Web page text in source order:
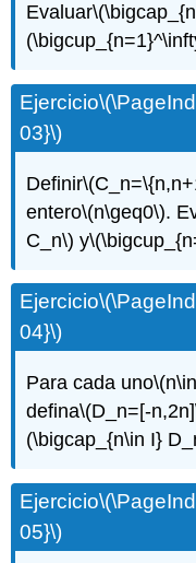
Evaluar
Ejercicio
03}\)
Definir
entero\(n\geq0\).
C_n\) y
Ejercicio
04}\)
Para cada uno
defina\(D_n=[-
(\bigcap_{n\in I}
Ejercicio
05}\)